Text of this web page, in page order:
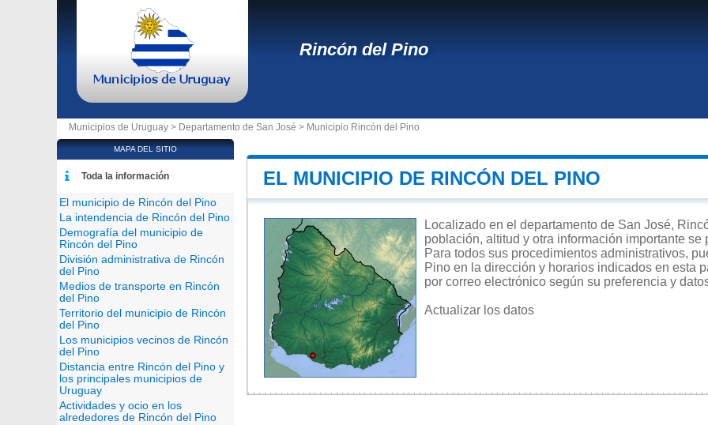
Rincón del Pino
Municipios de Uruguay > Departamento de San José > Municipio Rincón del Pino
EL MUNICIPIO DE RINCÓN DEL PINO
Localizado en el departamento de San José,
población, altitud y otra información importante
Para todos sus procedimientos administrativos,
Pino en la dirección y horarios indicados en esta
por correo electrónico según su preferencia y
Actualizar los datos
MAPA DEL SITIO
Toda la información
El municipio de Rincón del Pino
La intendencia de Rincón del Pino
Demografía del municipio de
Rincón del Pino
División administrativa de Rincón
del Pino
Medios de transporte en Rincón
del Pino
Territorio del municipio de Rincón
del Pino
Los municipios vecinos de Rincón
del Pino
Distancia entre Rincón del Pino y
los principales municipios de
Uruguay
Actividades y ocio en los
alrededores de Rincón del Pino